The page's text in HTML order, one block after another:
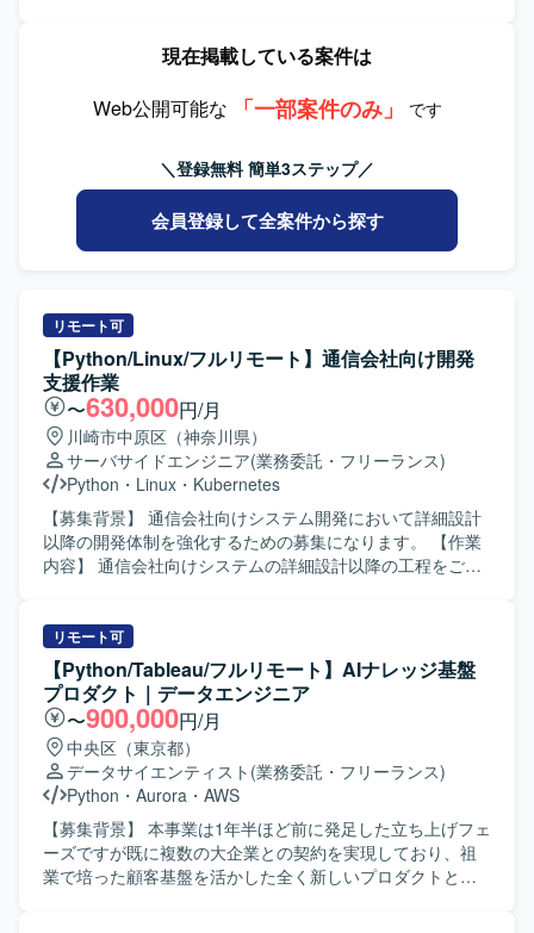
【ポジションの魅力】 既存システムへの機能追加ではな
のものをゼロから構築するフェーズに参画いただけます。
のAIエージェント基盤構築経験を積むことができます。
【開発環境】 Azureをベースとしたクラウド環境上で、
Azure OpenAI ServiceやAzure Functionsを活用したAIエー
ジェント基盤をPython等で実装していただきます。
や、基本設計書・詳細設計書などの設計書作成を行いま
OpenAI ServiceやAzure Functions等の実装を行います。単
書の作成を行います。顧客要望に基づく製品説明資料など
各種資料作成も行います。担当フェーズはご経験やスキル
に応じて調整いたします。 【求める人物像】 ウォーターフ
ォール型の開発プロセスに沿って、要件定義からテストま
で主体的に取り組んでいただける方を求めています。大手
ジションの魅力】 既存システムへの機能追加ではなく、生
成AIを利活用するためのAIエージェント基盤そのものを一か
ら構築するフェーズに参画していただけます。要件整理か
ら設計、開発、テストまで一連のプロセスに携わることが
でき、大手企業の生成AI活用基盤づくりを経験できる点が
魅力です。 【開発環境】 Azureをベースとしたクラウド環
境において、Azure OpenAI ServiceやAzure Functionsなど
を用いてAIエージェント基盤を構築いたします。開発には
Python等の言語を利用いたします。
現在掲載している案件は
Web公開可能な
「一部案件のみ」 です
＼登録無料 簡単3ステップ／
会員登録して全案件から探す
リモート可
【Python/Linux/フルリモート】通信会社向け開発
支援作業
〜630,000円/月
川崎市中原区（神奈川県）
サーバサイドエンジニア(業務委託・フリーランス)
Python ・ Linux ・ Kubernetes
【募集背景】 通信会社向けシステム開発において詳細設計
以降の開発体制を強化するための募集になります。 【作業
内容】 通信会社向けシステムの詳細設計以降の工程をご担
びテストまでを一貫して対応していただきます。REST API
の作成やコンテナ環境を用いた開発を行っていただきま
す。 【求める人物像】 与えられた機能設計から自走して詳
細設計と実装まで対応していただける方を求めておりま
す。途中で離脱せず、プロジェクト完了まで責任を持って
やり切っていただける方を歓迎いたします。 【ポジション
の魅力】 通信会社向けシステム開発において、Pythonやコ
ンテナ技術などの実践的な経験を積むことができます。詳
細設計からテストまで一連の工程に関わることで、上流か
ら下流までのスキルを磨いていただけます。 【開発環境】
Python、Linux環境上での開発となり、REST API開発や
リモート可
【Python/Tableau/フルリモート】AIナレッジ基盤
プロダクト｜データエンジニア
〜900,000円/月
中央区（東京都）
データサイエンティスト (業務委託・フリーランス)
Python ・ Aurora ・ AWS
【募集背景】 本事業は1年半ほど前に発足した立ち上げフェ
ーズですが既に複数の大企業との契約を実現しており、祖
業で培った顧客基盤を活かした全く新しいプロダクトとし